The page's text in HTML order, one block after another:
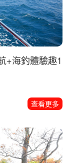
+海釣體驗趣1
查看更多